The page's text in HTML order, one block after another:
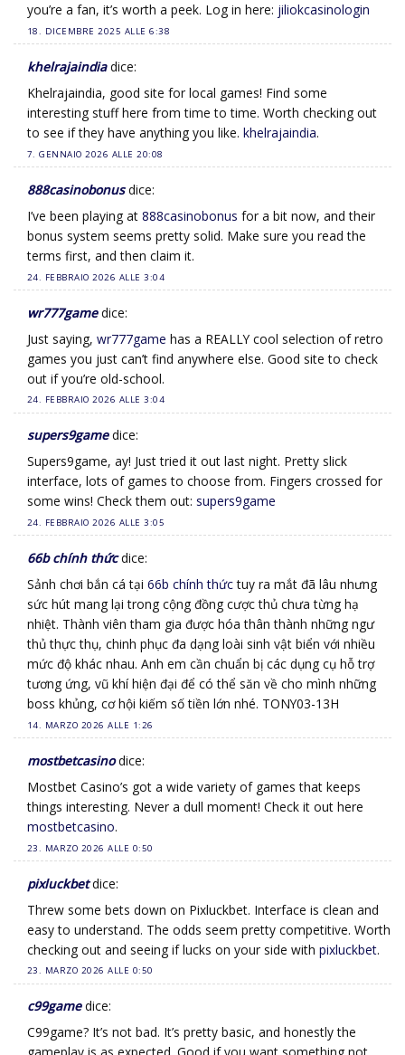
you’re a fan, it’s worth a peek. Log in here: jiliokcasinologin
18. DICEMBRE 2025 ALLE 6:38
khelrajaindia dice:
Khelrajaindia, good site for local games! Find some
interesting stuff here from time to time. Worth checking out
to see if they have anything you like. khelrajaindia.
7. GENNAIO 2026 ALLE 20:08
888casinobonus dice:
I’ve been playing at 888casinobonus for a bit now, and their
bonus system seems pretty solid. Make sure you read the
terms first, and then claim it.
24. FEBBRAIO 2026 ALLE 3:04
wr777game dice:
Just saying, wr777game has a REALLY cool selection of retro
games you just can’t find anywhere else. Good site to check
out if you’re old-school.
24. FEBBRAIO 2026 ALLE 3:04
supers9game dice:
Supers9game, ay! Just tried it out last night. Pretty slick
interface, lots of games to choose from. Fingers crossed for
some wins! Check them out: supers9game
24. FEBBRAIO 2026 ALLE 3:05
66b chính thức dice:
Sảnh chơi bắn cá tại 66b chính thứctuy ra mắt đã lâu nhưng
sức hút mang lại trong cộng đồng cược thủ chưa từng hạ
nhiệt. Thành viên tham gia được hóa thân thành những ngư
thủ thực thụ, chinh phục đa dạng loài sinh vật biển với nhiều
mức độ khác nhau. Anh em cần chuẩn bị các dụng cụ hỗ trợ
tương ứng, vũ khí hiện đại để có thể săn về cho mình những
boss khủng, cơ hội kiếm số tiền lớn nhé. TONY03-13H
14. MARZO 2026 ALLE 1:26
mostbetcasino dice:
Mostbet Casino’s got a wide variety of games that keeps
things interesting. Never a dull moment! Check it out here
mostbetcasino.
23. MARZO 2026 ALLE 0:50
pixluckbet dice:
Threw some bets down on Pixluckbet. Interface is clean and
easy to understand. The odds seem pretty competitive. Worth
checking out and seeing if lucks on your side with pixluckbet.
23. MARZO 2026 ALLE 0:50
c99game dice:
C99game? It’s not bad. It’s pretty basic, and honestly the